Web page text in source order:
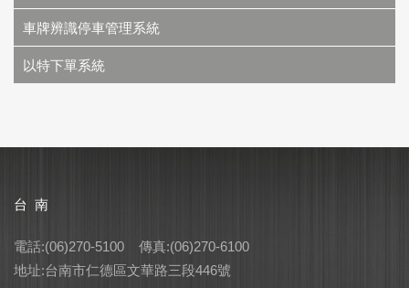
車牌辨識停車管理系統
以特下單系統
台 南
電話:(06)270-5100 傳真:(06)270-6100
地址:台南市仁德區文華路三段446號